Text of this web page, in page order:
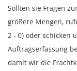
Sollten sie Fragen
größere Mengen,
2 - 0) oder schicken
Auftragserfassung
damit wir die